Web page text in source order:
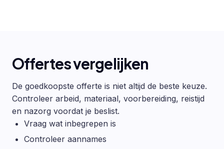
Offertes vergelijken
De goedkoopste offerte is niet altijd de beste keuze.
Controleer arbeid, materiaal, voorbereiding, reistijd
en nazorg voordat je beslist.
Vraag wat inbegrepen is
Controleer aannames